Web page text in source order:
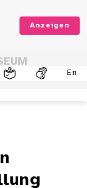
Anzeigen
En